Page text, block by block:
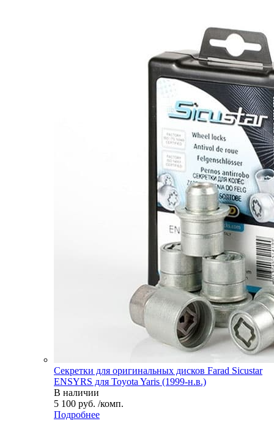
Секретки для оригинальных дисков Farad Sicustar
ENSYRS для Toyota Yaris (1999-н.в.)
В наличии
5 100 руб. /комп.
Подробнее